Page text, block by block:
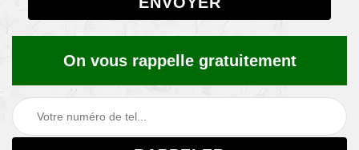
On vous rappelle gratuitement